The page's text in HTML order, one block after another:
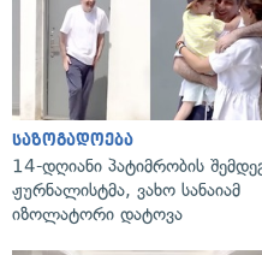
გადახედვა
საზოგადოება
14-დღიანი პატიმრობის
ჟურნალისტმა, ვახო სანაიამ
იზოლატორი დატოვა